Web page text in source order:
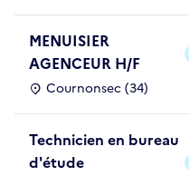
MENUISIER
AGENCEUR H/F
Cournonsec (34)
Technicien en bureau
d'étude